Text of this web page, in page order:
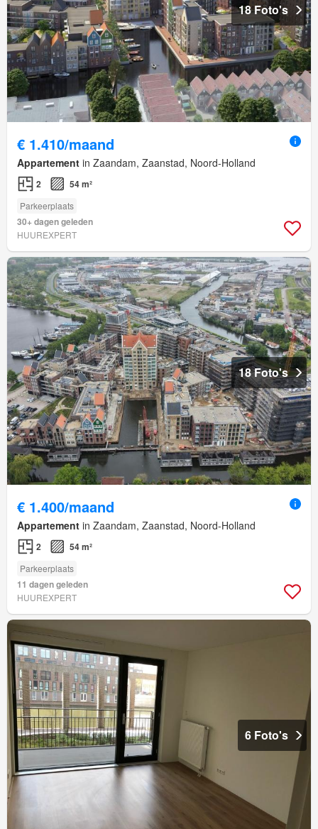
18 Foto's
€ 1.410/maand
Appartement in Zaandam, Zaanstad, Noord-Holland
2 54 m²
Parkeerplaats
30+ dagen geleden
HUUREXPERT
18 Foto's
€ 1.400/maand
Appartement in Zaandam, Zaanstad, Noord-Holland
2 54 m²
Parkeerplaats
11 dagen geleden
HUUREXPERT
6 Foto's